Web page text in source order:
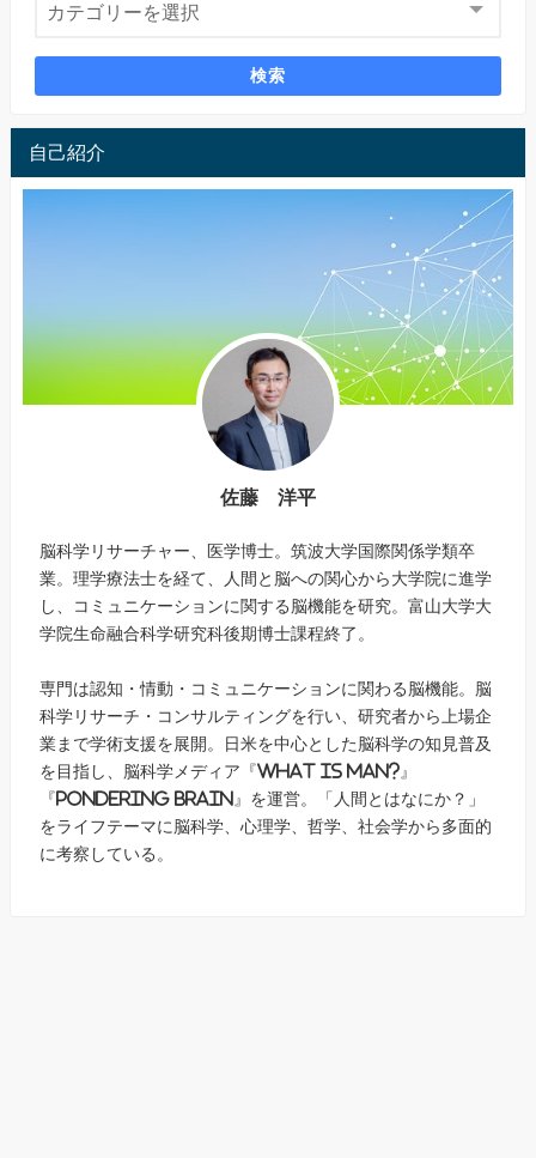
検索
自己紹介
佐藤 洋平
脳科学リサーチャー、医学博士。筑波大学国際関係学類卒
業。理学療法士を経て、人間と脳への関心から大学院に進学
し、コミュニケーションに関する脳機能を研究。富山大学大
学院生命融合科学研究科後期博士課程終了。
専門は認知・情動・コミュニケーションに関わる脳機能。脳
科学リサーチ・コンサルティングを行い、研究者から上場企
業まで学術支援を展開。日米を中心とした脳科学の知見普及
を目指し、脳科学メディア『What is Man?』
『Pondering Brain』を運営。「人間とはなにか？」
をライフテーマに脳科学、心理学、哲学、社会学から多面的
に考察している。